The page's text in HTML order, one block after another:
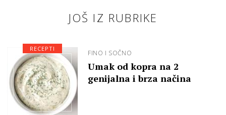
JOŠ IZ RUBRIKE
FINO I SOČNO
Umak od kopra na 2
genijalna i brza načina
RECEPTI